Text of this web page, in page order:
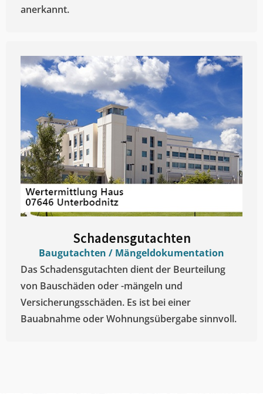
anerkannt.
Schadensgutachten
Baugutachten / Mängeldokumentation
Das Schadensgutachten dient der Beurteilung
von Bauschäden oder -mängeln und
Versicherungsschäden. Es ist bei einer
Bauabnahme oder Wohnungsübergabe sinnvoll.